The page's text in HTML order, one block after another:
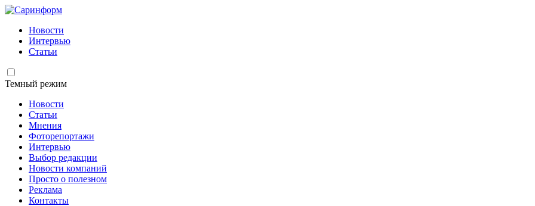
Новости
Интервью
Статьи
Темный режим
Новости
Статьи
Мнения
Фоторепортажи
Интервью
Выбор редакции
Новости компаний
Просто о полезном
Реклама
Контакты